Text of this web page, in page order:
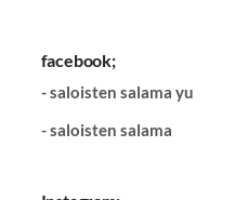
facebook;
- saloisten salama yu
- saloisten salama